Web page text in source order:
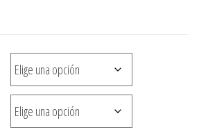
Chile.